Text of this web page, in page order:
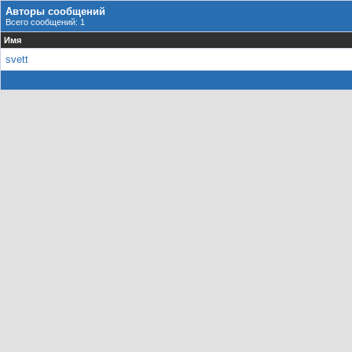
Авторы сообщений
Всего сообщений: 1
Имя
svett